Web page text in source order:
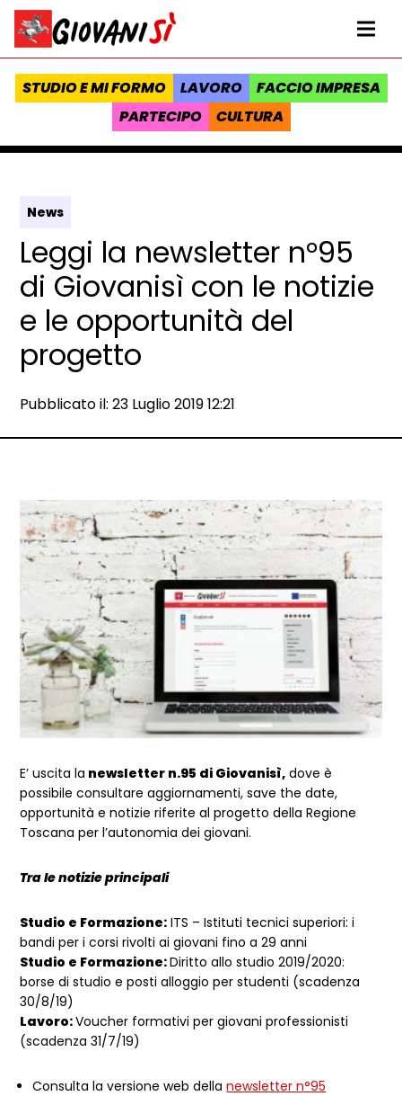
Vai al contenuto
Homepage Giovanisì - Progetto della Regione Toscana
STUDIO E MI FORMO LAVORO
FACCIO IMPRESA
PARTECIPO
CULTURA
News
Leggi la newsletter n°95
di Giovanisì con le notizie
e le opportunità del
progetto
Data e ora:
Pubblicato il: 23 Luglio 2019 12:21
Dettagli articolo
E’ uscita la newsletter n.95 di Giovanisì, dove è
possibile consultare aggiornamenti, save the date,
opportunità e notizie riferite al progetto della Regione
Toscana per l’autonomia dei giovani.
Tra le notizie principali
Studio e Formazione: ITS – Istituti tecnici superiori: i
bandi per i corsi rivolti ai giovani fino a 29 anni
Studio e Formazione:Diritto allo studio 2019/2020:
borse di studio e posti alloggio per studenti (scadenza
30/8/19)
Lavoro:Voucher formativi per giovani professionisti
(scadenza 31/7/19)
Consulta la versione web dellanewsletter n°95